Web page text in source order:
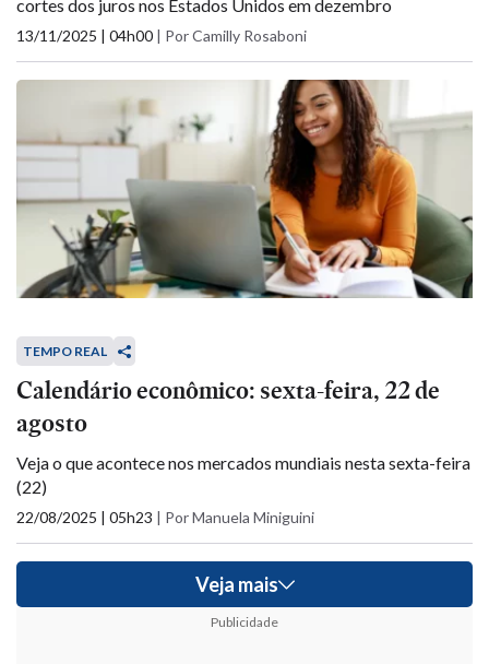
cortes dos juros nos Estados Unidos em dezembro
13/11/2025 | 04h00 | Por Camilly Rosaboni
TEMPO REAL
Calendário econômico: sexta-feira, 22 de
agosto
Veja o que acontece nos mercados mundiais nesta sexta-feira
(22)
22/08/2025 | 05h23 | Por Manuela Miniguini
Veja mais
Publicidade